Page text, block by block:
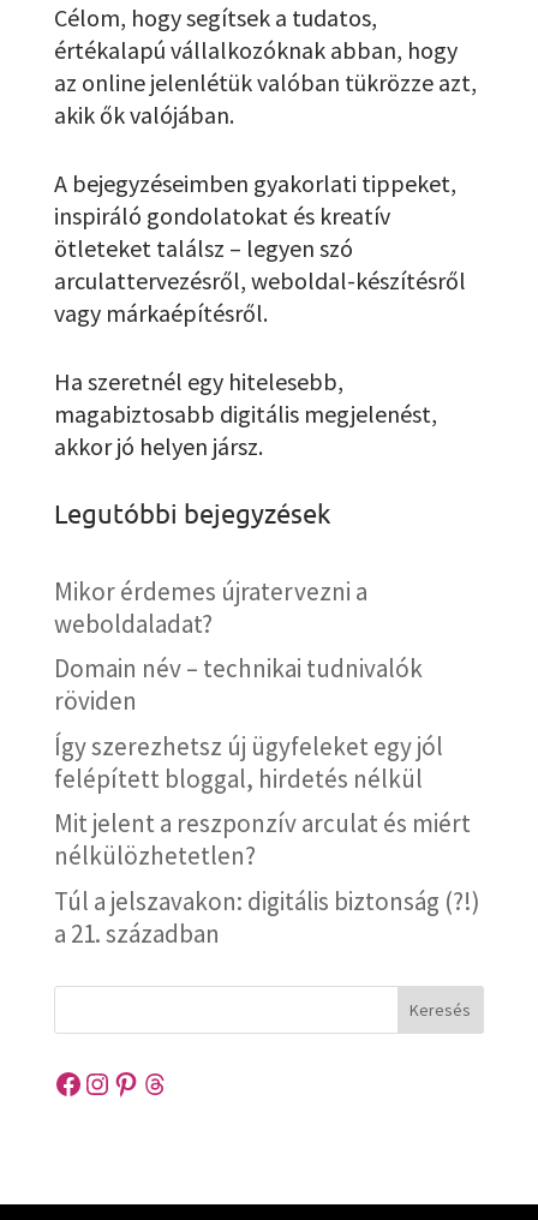
Célom, hogy segítsek a tudatos,
értékalapú vállalkozóknak abban, hogy
az online jelenlétük valóban tükrözze azt,
akik ők valójában.
A bejegyzéseimben gyakorlati tippeket,
inspiráló gondolatokat és kreatív
ötleteket találsz – legyen szó
arculattervezésről, weboldal-készítésről
vagy márkaépítésről.
Ha szeretnél egy hitelesebb,
magabiztosabb digitális megjelenést,
akkor jó helyen jársz.
Legutóbbi bejegyzések
Mikor érdemes újratervezni a
weboldaladat?
Domain név – technikai tudnivalók
röviden
Így szerezhetsz új ügyfeleket egy jól
felépített bloggal, hirdetés nélkül
Mit jelent a reszponzív arculat és miért
nélkülözhetetlen?
Túl a jelszavakon: digitális biztonság (?!)
a 21. században
Keresés
Facebook
Instagram
Pinterest
Threads